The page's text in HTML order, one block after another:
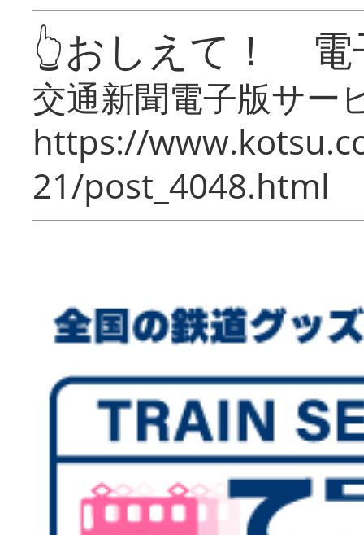
👆おしえて！ 電
交通新聞電子版サー
https://
21/post_4048.html